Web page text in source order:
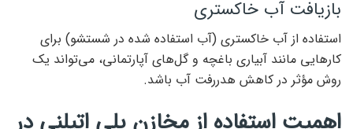
بازیافت آب خاکستری
استفاده از آب خاکستری (آب استفاده شده در شستشو) برای
کارهایی مانند آبیاری باغچه و گل‌های آپارتمانی، می‌تواند یک
روش مؤثر در کاهش هدررفت آب باشد.